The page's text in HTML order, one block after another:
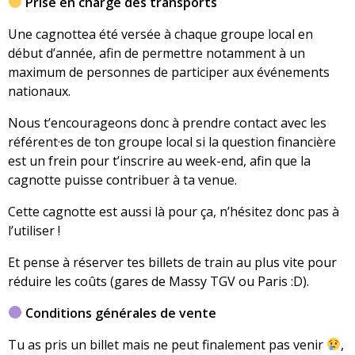
Une cagnottea été versée à chaque groupe local en
début d’année, afin de permettre notamment à un
maximum de personnes de participer aux événements
nationaux.
Nous t’encourageons donc à prendre contact avec les
référent·es de ton groupe local si la question financière
est un frein pour t’inscrire au week-end, afin que la
cagnotte puisse contribuer à ta venue.
Cette cagnotte est aussi là pour ça, n’hésitez donc pas à
l’utiliser !
Et pense à réserver tes billets de train au plus vite pour
réduire les coûts (gares de Massy TGV ou Paris :D).
Conditions générales de vente
Tu as pris un billet mais ne peut finalement pas venir
,